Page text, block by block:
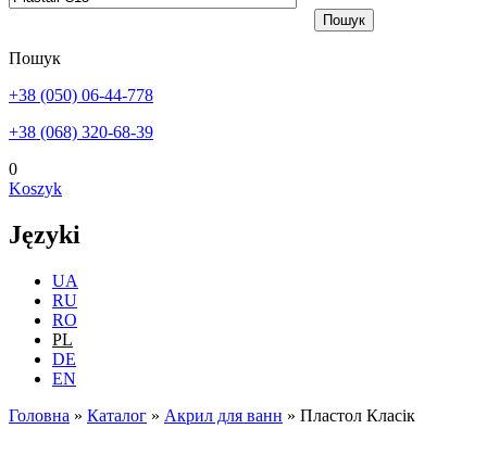
Пошук
+38 (050) 06-44-778
+38 (068) 320-68-39
0
Koszyk
Języki
UA
RU
RO
PL
DE
EN
Головна » Каталог » Акрил для ванн » Пластол Класік